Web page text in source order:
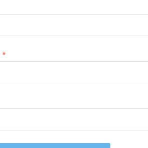
*